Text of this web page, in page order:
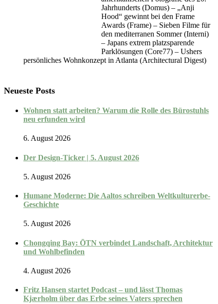
Jahrhunderts (Domus) – „Anji
Hood“ gewinnt bei den Frame
Awards (Frame) – Sieben Filme für
den mediterranen Sommer (Interni)
– Japans extrem platzsparende
Parklösungen (Core77) – Ushers
persönliches Wohnkonzept in Atlanta (Architectural Digest)
Neueste Posts
Wohnen statt arbeiten? Warum die Rolle des Bürostuhls
neu erfunden wird
6. August 2026
Der Design-Ticker | 5. August 2026
5. August 2026
Humane Moderne: Die Aaltos schreiben Weltkulturerbe-
Geschichte
5. August 2026
Chongqing Bay: ŌTN verbindet Landschaft, Architektur
und Wohlbefinden
4. August 2026
Fritz Hansen startet Podcast – und lässt Thomas
Kjærholm über das Erbe seines Vaters sprechen